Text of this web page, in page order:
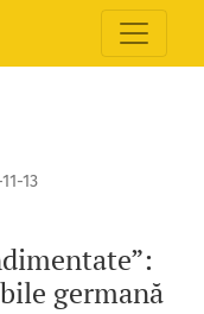
studiu comparativ
germană
13